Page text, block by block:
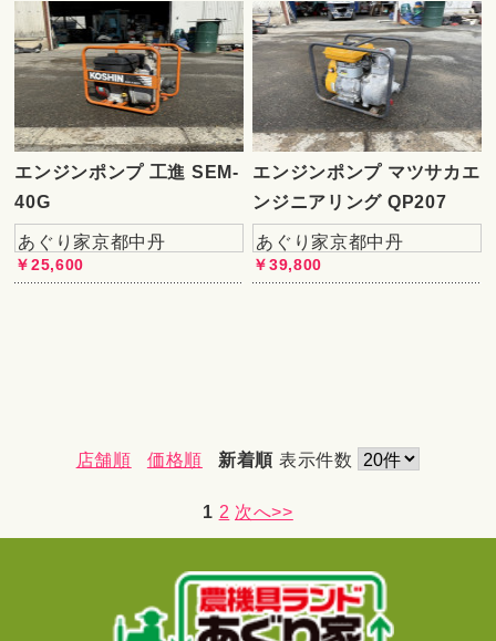
エンジンポンプ 工進 SEM-
40G
あぐり家京都中丹
￥25,600
エンジンポンプ マツサカエ
ンジニアリング QP207
あぐり家京都中丹
￥39,800
店舗順 価格順 新着順 表示件数
1 2 次へ>>